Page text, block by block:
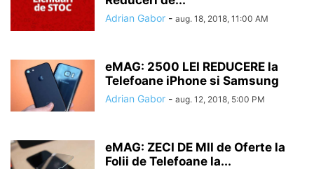
Adrian Gabor - aug. 18, 2018, 11:00 AM
eMAG: 2500 LEI REDUCERE la
Telefoane iPhone si Samsung
Adrian Gabor - aug. 12, 2018, 5:00 PM
eMAG: ZECI DE MII de Oferte la
Folii de Telefoane la...